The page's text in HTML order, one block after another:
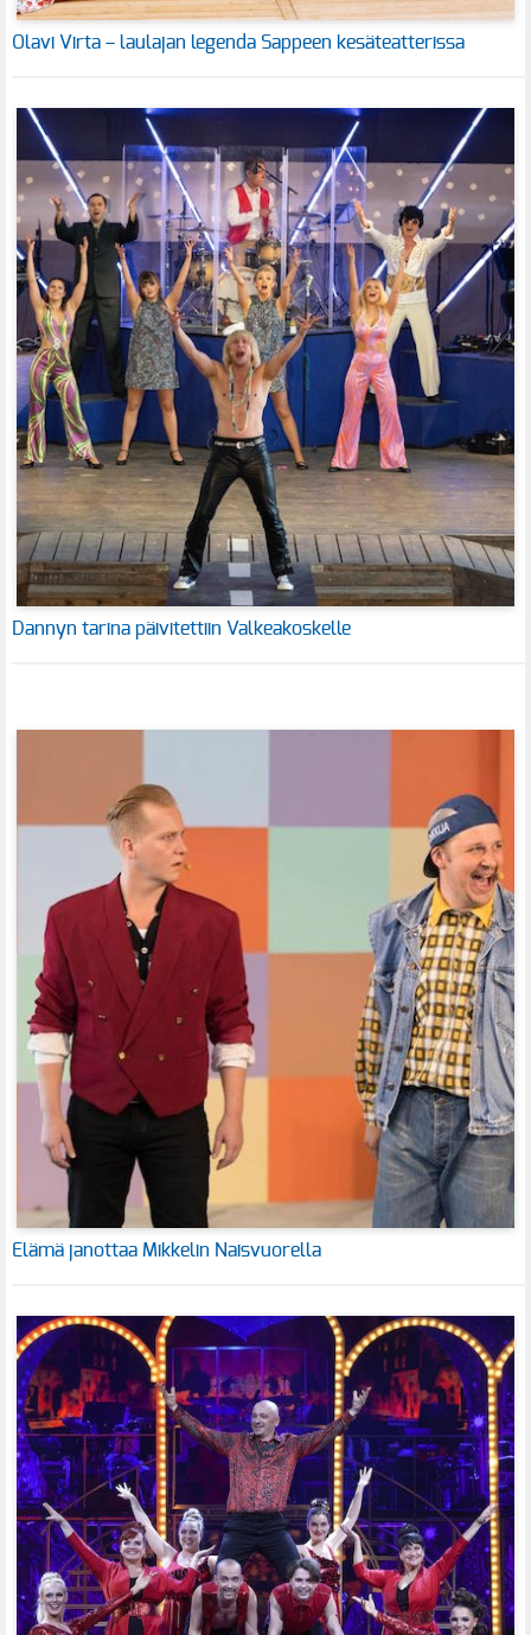
Olavi Virta – laulajan legenda Sappeen kesäteatterissa
Dannyn tarina päivitettiin Valkeakoskelle
Elämä janottaa Mikkelin Naisvuorella